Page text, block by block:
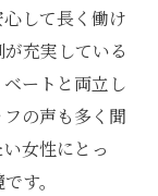
して長く働け
充実している
ートと両立し
の声も多く聞
女性にとっ
す。